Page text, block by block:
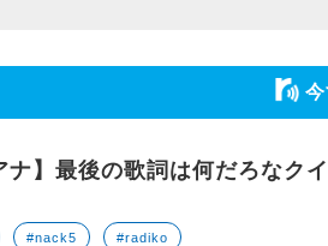
今
ナ】最後の歌詞は何だろなク
#nack5 #radiko